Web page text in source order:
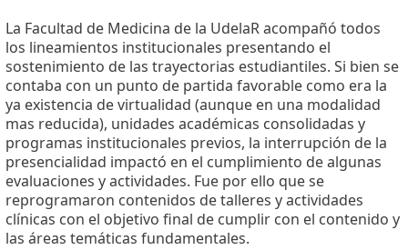
La Facultad de Medicina de la UdelaR acompañó todos
los lineamientos institucionales presentando el
sostenimiento de las trayectorias estudiantiles. Si bien se
contaba con un punto de partida favorable como era la
ya existencia de virtualidad (aunque en una modalidad
mas reducida), unidades académicas consolidadas y
programas institucionales previos, la interrupción de la
presencialidad impactó en el cumplimiento de algunas
evaluaciones y actividades. Fue por ello que se
reprogramaron contenidos de talleres y actividades
clínicas con el objetivo final de cumplir con el contenido y
las áreas temáticas fundamentales.